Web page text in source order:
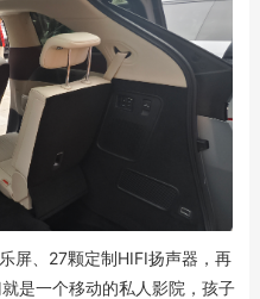
屏、27颗定制HIFI扬声器，再
是一个移动的私人影院，孩子